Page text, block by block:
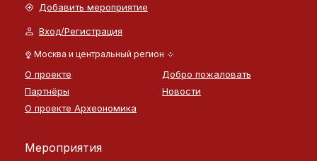
Добавить мероприятие
Вход/Регистрация
Москва и центральный регион
О проекте
Добро пожаловать
Партнёры
Новости
О проекте Археономика
Мероприятия